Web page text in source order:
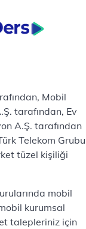
Mobil
tarafından, Ev
A.Ş. tarafından
Telekom Grubu
tüzel kişiliği
mobil
kurumsal
talepleriniz için